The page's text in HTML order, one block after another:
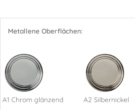
Metallene Oberflächen:
A1 Chrom glänzend A2 Silbernickel